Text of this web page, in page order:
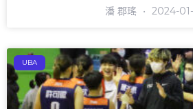
潘 郡瑤 2024-
UBA